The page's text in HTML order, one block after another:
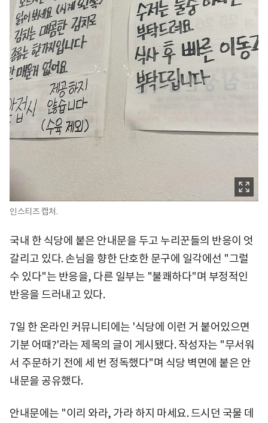
인스티즈 캡처.
국내 한 식당에 붙은 안내문을 두고 누리꾼들의 반응이 엇
갈리고 있다. 손님을 향한 단호한 문구에 일각에선 "그럴
수 있다"는 반응을, 다른 일부는 "불쾌하다"며 부정적인
반응을 드러내고 있다.
7일 한 온라인 커뮤니티에는 '식당에 이런 거 붙어있으면
기분 어때?'라는 제목의 글이 게시됐다. 작성자는 "무서워
서 주문하기 전에 세 번 정독했다"며 식당 벽면에 붙은 안
내문을 공유했다.
안내문에는 "이리 와라, 가라 하지 마세요. 드시던 국물 데